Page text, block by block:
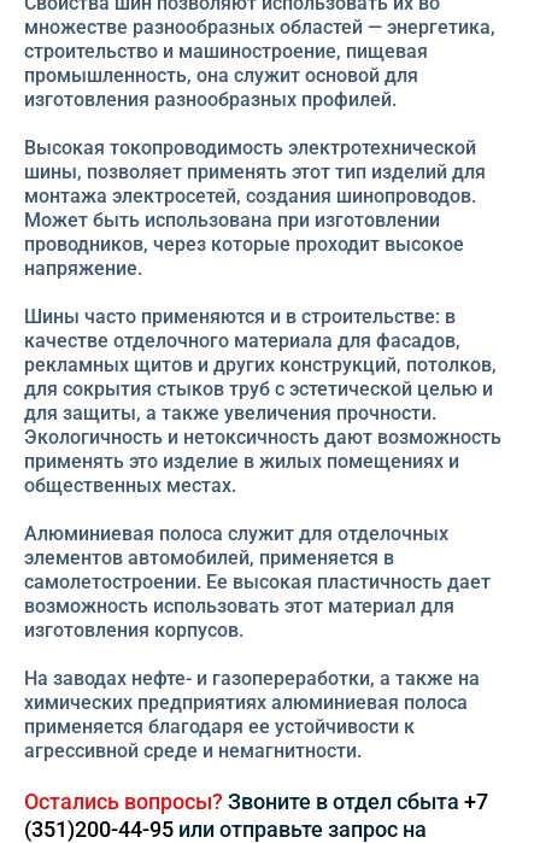
множестве разнообразных областей — энергетика,
строительство и машиностроение, пищевая
промышленность, она служит основой для
изготовления разнообразных профилей.
Высокая токопроводимость электротехнической
шины, позволяет применять этот тип изделий для
монтажа электросетей, создания шинопроводов.
Может быть использована при изготовлении
проводников, через которые проходит высокое
напряжение.
Шины часто применяются и в строительстве: в
качестве отделочного материала для фасадов,
рекламных щитов и других конструкций, потолков,
для сокрытия стыков труб с эстетической целью и
для защиты, а также увеличения прочности.
Экологичность и нетоксичность дают возможность
применять это изделие в жилых помещениях и
общественных местах.
Алюминиевая полоса служит для отделочных
элементов автомобилей, применяется в
самолетостроении. Ее высокая пластичность дает
возможность использовать этот материал для
изготовления корпусов.
На заводах нефте- и газопереработки, а также на
химических предприятиях алюминиевая полоса
применяется благодаря ее устойчивости к
агрессивной среде и немагнитности.
Остались вопросы? Звоните в отдел сбыта +7
(351)200-44-95 или отправьте запрос на